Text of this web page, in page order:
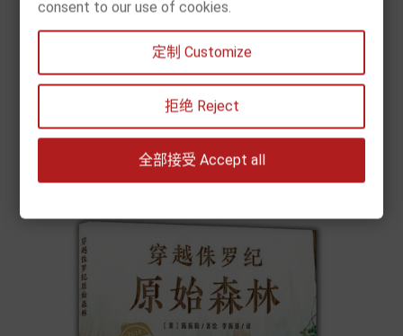
[现货] 陈振盼：大峡谷（凯迪克奖科普绘本）
价
格
€ 17.90
 
consent to our use of cookies.
定制 Customize
拒绝 Reject
全部接受 Accept all